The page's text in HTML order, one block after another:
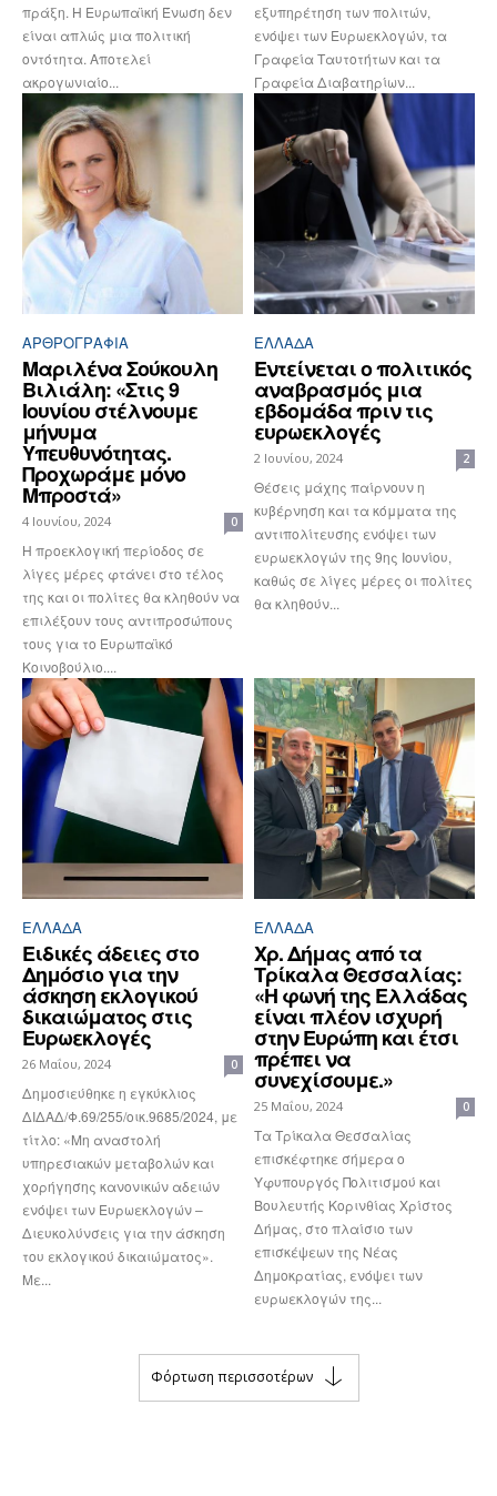
πράξη. Η Ευρωπαϊκή Ένωση δεν
είναι απλώς μια πολιτική
οντότητα. Αποτελεί
ακρογωνιαίο...
εξυπηρέτηση των πολιτών,
ενόψει των Ευρωεκλογών, τα
Γραφεία Ταυτοτήτων και τα
Γραφεία Διαβατηρίων...
ΑΡΘPΟΓΡΑΦΙΑ
Μαριλένα Σούκουλη
Βιλιάλη: «Στις 9
Ιουνίου στέλνουμε
μήνυμα
Υπευθυνότητας.
Προχωράμε μόνο
Μπροστά»
4 Ιουνίου, 2024 0
Η προεκλογική περίοδος σε
λίγες μέρες φτάνει στο τέλος
της και οι πολίτες θα κληθούν να
επιλέξουν τους αντιπροσώπους
τους για το Ευρωπαϊκό
Κοινοβούλιο....
ΕΛΛΆΔΑ
Εντείνεται ο πολιτικός
αναβρασμός μια
εβδομάδα πριν τις
ευρωεκλογές
2 Ιουνίου, 2024 2
Θέσεις μάχης παίρνουν η
κυβέρνηση και τα κόμματα της
αντιπολίτευσης ενόψει των
ευρωεκλογών της 9ης Ιουνίου,
καθώς σε λίγες μέρες οι πολίτες
θα κληθούν...
ΕΛΛΆΔΑ
Ειδικές άδειες στο
Δημόσιο για την
άσκηση εκλογικού
δικαιώματος στις
Ευρωεκλογές
26 Μαΐου, 2024 0
Δημοσιεύθηκε η εγκύκλιος
ΔΙΔΑΔ/Φ.69/255/οικ.9685/2024, με
τίτλο: «Μη αναστολή
υπηρεσιακών μεταβολών και
χορήγησης κανονικών αδειών
ενόψει των Ευρωεκλογών –
Διευκολύνσεις για την άσκηση
του εκλογικού δικαιώματος».
Με...
ΕΛΛΆΔΑ
Χρ. Δήμας από τα
Τρίκαλα Θεσσαλίας:
«Η φωνή της Ελλάδας
είναι πλέον ισχυρή
στην Ευρώπη και έτσι
πρέπει να
συνεχίσουμε.»
25 Μαΐου, 2024 0
Τα Τρίκαλα Θεσσαλίας
επισκέφτηκε σήμερα ο
Υφυπουργός Πολιτισμού και
Βουλευτής Κορινθίας Χρίστος
Δήμας, στο πλαίσιο των
επισκέψεων της Νέας
Δημοκρατίας, ενόψει των
ευρωεκλογών της...
Φόρτωση περισσοτέρων